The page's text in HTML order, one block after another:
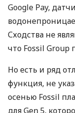
Google Pay,
Сходства не
что Fossil
Но есть и ряд
функция, не
осенью Fossil
для Gen 5,